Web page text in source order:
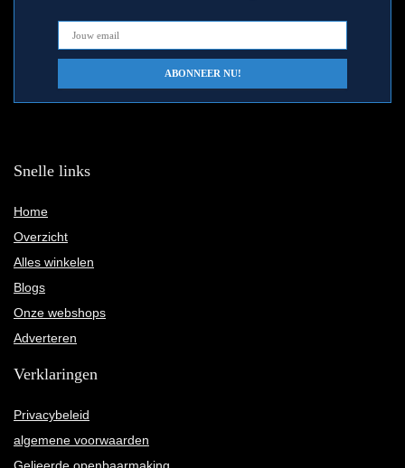
Snelle links
Home
Overzicht
Alles winkelen
Blogs
Onze webshops
Adverteren
Verklaringen
Privacybeleid
algemene voorwaarden